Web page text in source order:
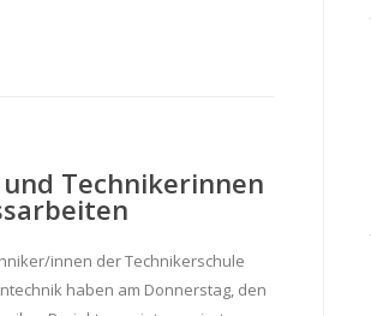
Technikerinnen
innen der Technikerschule
haben am Donnerstag, den